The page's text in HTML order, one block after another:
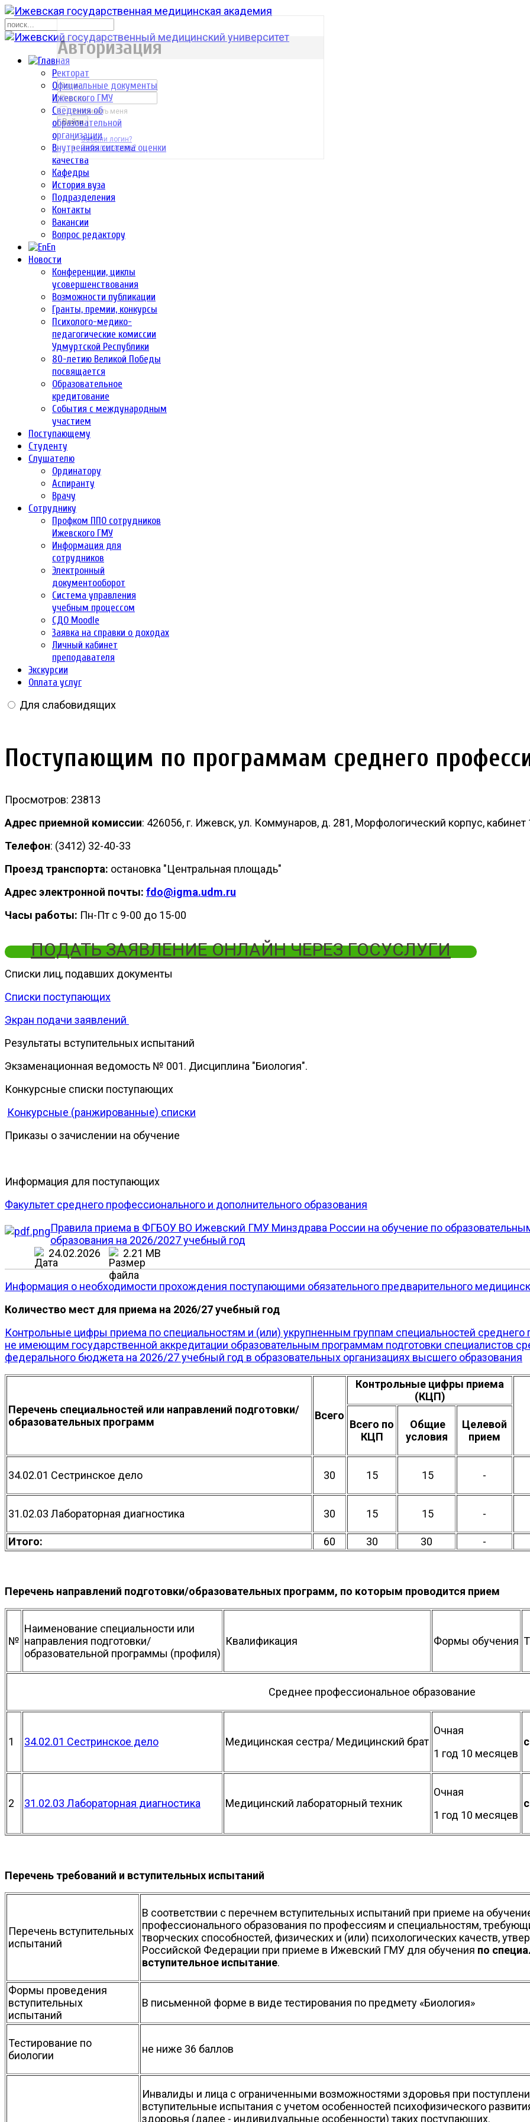
Ректорат
Официальные документы
Ижевского ГМУ
Сведения об
образовательной
организации
Внутренняя система оценки
качества
Кафедры
История вуза
Подразделения
Контакты
Вакансии
Вопрос редактору
En
Новости
Конференции, циклы
усовершенствования
Возможности публикации
Гранты, премии, конкурсы
Психолого-медико-
педагогические комиссии
Удмуртской Республики
80-летию Великой Победы
посвящается
Образовательное
кредитование
События с международным
участием
Поступающему
Студенту
Слушателю
Ординатору
Аспиранту
Врачу
Сотруднику
Профком ППО сотрудников
Ижевского ГМУ
Информация для
сотрудников
Электронный
документооборот
Система управления
учебным процессом
СДО Moodle
Заявка на справки о доходах
Личный кабинет
преподавателя
Экскурсии
Оплата услуг
Для слабовидящих
Поступающим по программам среднего
Просмотров: 23813
Адрес приемной комиссии: 426056, г. Ижевск, ул. Коммунаров, д. 281, Морфологический корпус, кабинет
Телефон: (3412) 32-40-33
Проезд транспорта: остановка "Центральная площадь"
Адрес электронной почты: fdo@igma.udm.ru
Часы работы: Пн-Пт с 9-00 до 15-00
ПОДАТЬ ЗАЯВЛЕНИЕ ОНЛАЙН ЧЕРЕЗ ГОСУСЛУГИ
Списки лиц, подавших документы
Списки поступающих
Экран подачи заявлений
Результаты вступительных испытаний
Экзаменационная ведомость № 001. Дисциплина "Биология".
Конкурсные списки поступающих
Конкурсные (ранжированные) списки
Приказы о зачислении на обучение
Информация для поступающих
Факультет среднего профессионального и дополнительного образования
Правила приема в ФГБОУ ВО Ижевский ГМУ Минздрава России на обучение по
образования на 2026/2027 учебный год
24.02.2026
2.21 MB
Информация о необходимости прохождения поступающими обязательного предварительного
Количество мест для приема на 2026/27 учебный год
Контрольные цифры приема по специальностям и (или) укрупненным группам специальностей
не имеющим государственной аккредитации образовательным программам подготовки специалистов
федерального бюджета на 2026/27 учебный год в образовательных организациях высшего образования
Перечень специальностей или направлений подготовки/
образовательных программ
Всего
Контрольные цифры приема
(КЦП)
Всего по
КЦП
Общие
условия
Целевой
прием
34.02.01 Сестринское дело 30 15 15 -
31.02.03 Лабораторная диагностика 30 15 15 -
Итого: 60 30 30 -
Перечень направлений подготовки/образовательных программ, по которым проводится прием
№
Наименование специальности или
направления подготовки/
образовательной программы (профиля)
Квалификация Формы обучения
Среднее профессиональное образование
1 34.02.01 Сестринское дело Медицинская сестра/ Медицинский брат
Очная
1 год 10 месяцев
2 31.02.03 Лабораторная диагностика Медицинский лабораторный техник
Очная
1 год 10 месяцев
Перечень требований и вступительных испытаний
Перечень вступительных
испытаний
В соответствии с перечнем вступительных испытаний при приеме на
профессионального образования по профессиям и специальностям,
творческих способностей, физических и (или) психологических качеств,
Российской Федерации при приеме в Ижевский ГМУ для обучения по
вступительное испытание.
Формы проведения
вступительных
испытаний
В письменной форме в виде тестирования по предмету «Биология»
Тестирование по
биологии
не ниже 36 баллов
Инвалиды и лица с ограниченными возможностями здоровья при
вступительные испытания с учетом особенностей психофизического
здоровья (далее - индивидуальные особенности) таких поступающих.
р
Авторизация
Запомнить меня
Войти
Забыли логин?
Забыли пароль?